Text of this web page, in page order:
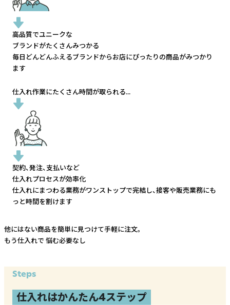
高品質でユニークな
ブランドがたくさんみつかる
毎日どんどんふえるブランドからお店にぴったりの商品がみつかり
ます
仕入れ作業にたくさん時間が取られる...
契約、発注、支払いなど
仕入れプロセスが効率化
仕入れにまつわる業務がワンストップで完結し、接客や販売業務にも
っと時間を割けます
他にはない商品を簡単に見つけて手軽に注文。
もう仕入れで 悩む必要なし
Steps
仕入れはかんたん4ステップ